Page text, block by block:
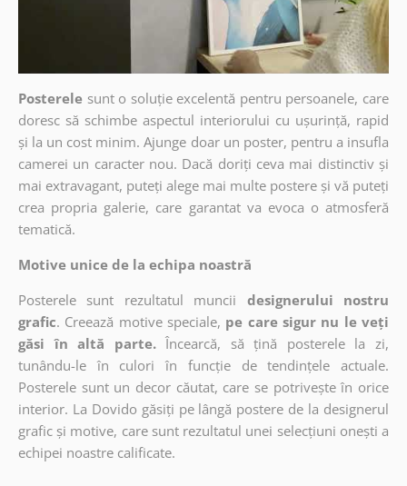
Posterele sunt o soluție excelentă pentru persoanele, care
doresc să schimbe aspectul interiorului cu ușurință, rapid
și la un cost minim. Ajunge doar un poster, pentru a insufla
camerei un caracter nou. Dacă doriți ceva mai distinctiv și
mai extravagant, puteți alege mai multe postere și vă puteți
crea propria galerie, care garantat va evoca o atmosferă
tematică.
Motive unice de la echipa noastră
Posterele sunt rezultatul muncii
designerului nostru
grafic. Creează motive speciale, pe care sigur nu le veți
găsi în altă parte. Încearcă, să țină posterele la zi,
tunându-le în culori în funcție de tendințele actuale.
Posterele sunt un decor căutat, care se potrivește în orice
interior. La Dovido găsiți pe lângă postere de la designerul
grafic și motive, care sunt rezultatul unei selecțiuni onești a
echipei noastre calificate.